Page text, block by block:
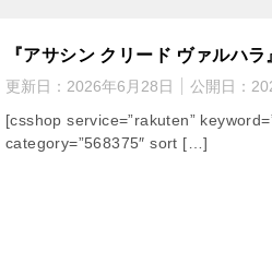
『アサシン クリード ヴァルハ
更新日： 2026年6月28日 公開日：
[csshop service=”rakuten”
category=”568375″ sort […]